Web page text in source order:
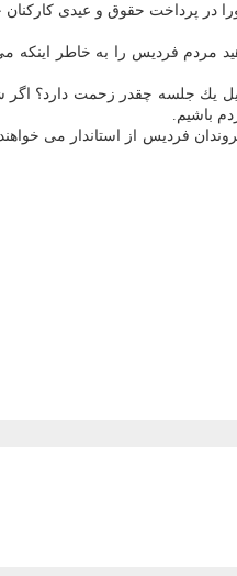
پرداخت حقوق و عیدی كاركنان
فردیس را به خاطر اینكه
یك جلسه چقدر زحمت دارد؟
باشیم.
فردیس از استاندار می